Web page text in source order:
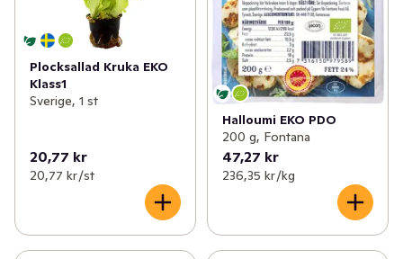
Plocksallad Kruka EKO
Klass1
Sverige, 1 st
20,77 kr
20,77 kr /st
Halloumi EKO PDO
200 g, Fontana
47,27 kr
236,35 kr /kg